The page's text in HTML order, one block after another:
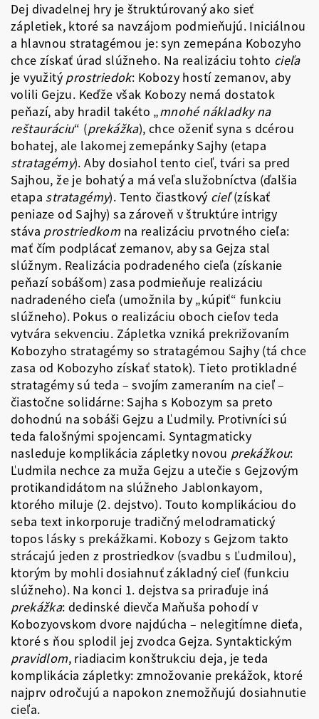
Dej divadelnej hry je štruktúrovaný ako sieť
zápletiek, ktoré sa navzájom podmieňujú. Iniciálnou
a hlavnou stratagémou je: syn zemepána Kobozyho
chce získať úrad slúžneho. Na realizáciu tohto cieľa
je využitý prostriedok: Kobozy hostí zemanov, aby
volili Gejzu. Keďže však Kobozy nemá dostatok
peňazí, aby hradil takéto „mnohé nákladky na
reštauráciu“ (prekážka), chce oženiť syna s dcérou
bohatej, ale lakomej zemepánky Sajhy (etapa
stratagémy). Aby dosiahol tento cieľ, tvári sa pred
Sajhou, že je bohatý a má veľa služobníctva (ďalšia
etapa stratagémy). Tento čiastkový cieľ(získať
peniaze od Sajhy) sa zároveň v štruktúre intrigy
stáva prostriedkom na realizáciu prvotného cieľa:
mať čím podplácať zemanov, aby sa Gejza stal
slúžnym. Realizácia podradeného cieľa (získanie
peňazí sobášom) zasa podmieňuje realizáciu
nadradeného cieľa (umožnila by „kúpiť“ funkciu
slúžneho). Pokus o realizáciu oboch cieľov teda
vytvára sekvenciu. Zápletka vzniká prekrižovaním
Kobozyho stratagémy so stratagémou Sajhy (tá chce
zasa od Kobozyho získať statok). Tieto protikladné
stratagémy sú teda – svojím zameraním na cieľ –
čiastočne solidárne: Sajha s Kobozym sa preto
dohodnú na sobáši Gejzu a Ľudmily. Protivníci sú
teda falošnými spojencami. Syntagmaticky
nasleduje komplikácia zápletky novou prekážkou:
Ľudmila nechce za muža Gejzu a utečie s Gejzovým
protikandidátom na slúžneho Jablonkayom,
ktorého miluje (2. dejstvo). Touto komplikáciou do
seba text inkorporuje tradičný melodramatický
topos lásky s prekážkami. Kobozy s Gejzom takto
strácajú jeden z prostriedkov (svadbu s Ľudmilou),
ktorým by mohli dosiahnuť základný cieľ (funkciu
slúžneho). Na konci 1. dejstva sa priraďuje iná
prekážka: dedinské dievča Maňuša pohodí v
Kobozyovskom dvore najdúcha – nelegitímne dieťa,
ktoré s ňou splodil jej zvodca Gejza. Syntaktickým
pravidlom, riadiacim konštrukciu deja, je teda
komplikácia zápletky: zmnožovanie prekážok, ktoré
najprv odročujú a napokon znemožňujú dosiahnutie
cieľa.